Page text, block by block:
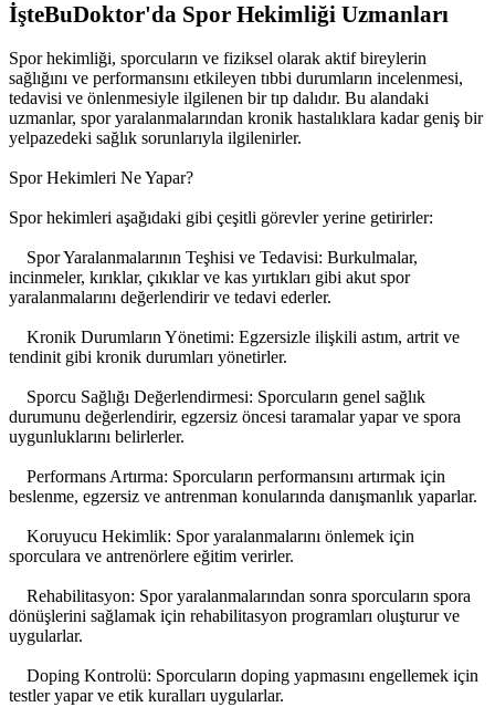
İşteBuDoktor'da Spor Hekimliği Uzmanları
Spor hekimliği, sporcuların ve fiziksel olarak aktif bireylerin
sağlığını ve performansını etkileyen tıbbi durumların incelenmesi,
tedavisi ve önlenmesiyle ilgilenen bir tıp dalıdır. Bu alandaki
uzmanlar, spor yaralanmalarından kronik hastalıklara kadar geniş bir
yelpazedeki sağlık sorunlarıyla ilgilenirler.
Spor Hekimleri Ne Yapar?
Spor hekimleri aşağıdaki gibi çeşitli görevler yerine getirirler:
Spor Yaralanmalarının Teşhisi ve Tedavisi: Burkulmalar,
incinmeler, kırıklar, çıkıklar ve kas yırtıkları gibi akut spor
yaralanmalarını değerlendirir ve tedavi ederler.
Kronik Durumların Yönetimi: Egzersizle ilişkili astım, artrit ve
tendinit gibi kronik durumları yönetirler.
Sporcu Sağlığı Değerlendirmesi: Sporcuların genel sağlık
durumunu değerlendirir, egzersiz öncesi taramalar yapar ve spora
uygunluklarını belirlerler.
Performans Artırma: Sporcuların performansını artırmak için
beslenme, egzersiz ve antrenman konularında danışmanlık yaparlar.
Koruyucu Hekimlik: Spor yaralanmalarını önlemek için
sporculara ve antrenörlere eğitim verirler.
Rehabilitasyon: Spor yaralanmalarından sonra sporcuların spora
dönüşlerini sağlamak için rehabilitasyon programları oluşturur ve
uygularlar.
Doping Kontrolü: Sporcuların doping yapmasını engellemek için
testler yapar ve etik kuralları uygularlar.